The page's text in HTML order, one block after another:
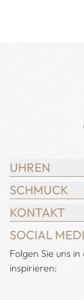
UHREN
BREITLING
CHOPARD
IWC
JACOB & CO.
LONGINES
SCHMUCK
JUWELIER
CHOPARD
DEMEGLIO
KONTAKT
Adresse:
Juwelier
Alstertal EKZ,
SOCIAL
Folgen Sie uns
inspirieren: